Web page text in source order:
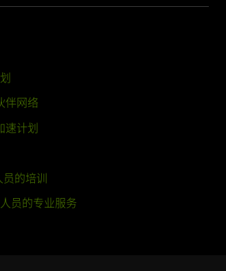
伴网络
速计划
员的培训
员的专业服务